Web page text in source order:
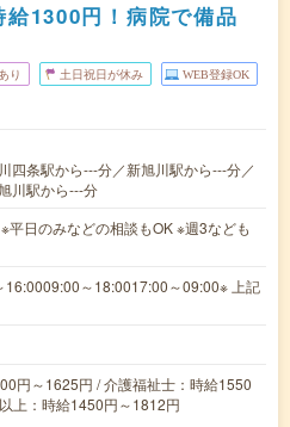
給1300円！病院で備品
り 土日祝日が休み WEB登録OK
四条駅から---分／新旭川駅から---分／
川駅から---分
平日のみなどの相談もOK ※週3なども
16:0009:00～18:0017:00～09:00※ 上記
円～1625円 / 介護福祉士：時給1550
上：時給1450円～1812円